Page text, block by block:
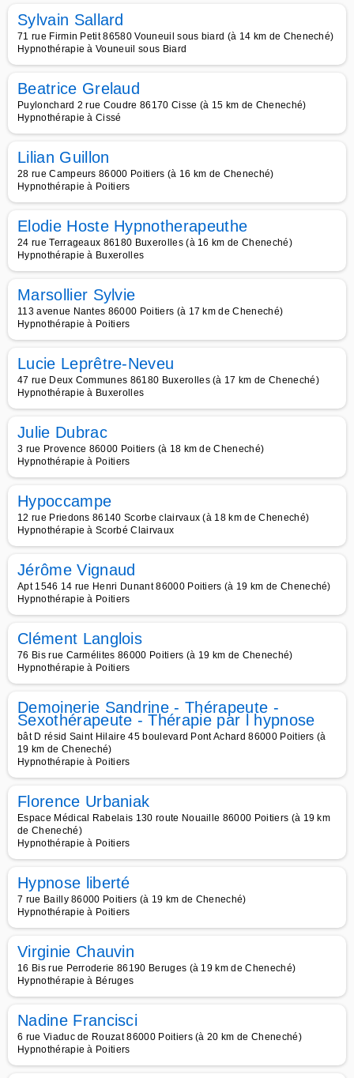
Sylvain Sallard
71 rue Firmin Petit 86580 Vouneuil sous biard (à 14 km de Cheneché)
Hypnothérapie à Vouneuil sous Biard
Beatrice Grelaud
Puylonchard 2 rue Coudre 86170 Cisse (à 15 km de Cheneché)
Hypnothérapie à Cissé
Lilian Guillon
28 rue Campeurs 86000 Poitiers (à 16 km de Cheneché)
Hypnothérapie à Poitiers
Elodie Hoste Hypnotherapeuthe
24 rue Terrageaux 86180 Buxerolles (à 16 km de Cheneché)
Hypnothérapie à Buxerolles
Marsollier Sylvie
113 avenue Nantes 86000 Poitiers (à 17 km de Cheneché)
Hypnothérapie à Poitiers
Lucie Leprêtre-Neveu
47 rue Deux Communes 86180 Buxerolles (à 17 km de Cheneché)
Hypnothérapie à Buxerolles
Julie Dubrac
3 rue Provence 86000 Poitiers (à 18 km de Cheneché)
Hypnothérapie à Poitiers
Hypoccampe
12 rue Priedons 86140 Scorbe clairvaux (à 18 km de Cheneché)
Hypnothérapie à Scorbé Clairvaux
Jérôme Vignaud
Apt 1546 14 rue Henri Dunant 86000 Poitiers (à 19 km de Cheneché)
Hypnothérapie à Poitiers
Clément Langlois
76 Bis rue Carmélites 86000 Poitiers (à 19 km de Cheneché)
Hypnothérapie à Poitiers
Demoinerie Sandrine - Thérapeute -
Sexothérapeute - Thérapie par l hypnose
bât D résid Saint Hilaire 45 boulevard Pont Achard 86000 Poitiers (à
19 km de Cheneché)
Hypnothérapie à Poitiers
Florence Urbaniak
Espace Médical Rabelais 130 route Nouaille 86000 Poitiers (à 19 km
de Cheneché)
Hypnothérapie à Poitiers
Hypnose liberté
7 rue Bailly 86000 Poitiers (à 19 km de Cheneché)
Hypnothérapie à Poitiers
Virginie Chauvin
16 Bis rue Perroderie 86190 Beruges (à 19 km de Cheneché)
Hypnothérapie à Béruges
Nadine Francisci
6 rue Viaduc de Rouzat 86000 Poitiers (à 20 km de Cheneché)
Hypnothérapie à Poitiers